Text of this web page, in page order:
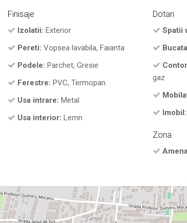
Finisaje
Izolatii: Exterior
Pereti: Vopsea lavabila, Faianta
Podele: Parchet, Gresie
Ferestre: PVC, Termopan
Usa intrare: Metal
Usa interior: Lemn
Dotari
Spatii
gaz
Imobil:
Zona